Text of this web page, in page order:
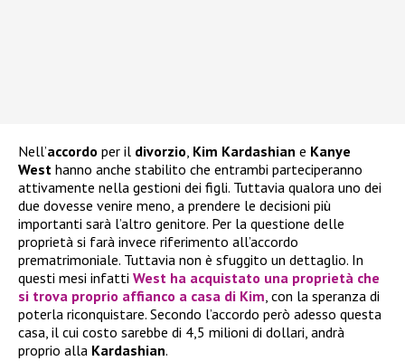
Nell’accordo per il divorzio, Kim Kardashian e Kanye
West hanno anche stabilito che entrambi parteciperanno
attivamente nella gestioni dei figli. Tuttavia qualora uno dei
due dovesse venire meno, a prendere le decisioni più
importanti sarà l’altro genitore. Per la questione delle
proprietà si farà invece riferimento all’accordo
prematrimoniale. Tuttavia non è sfuggito un dettaglio. In
questi mesi infatti West ha acquistato una proprietà che
si trova proprio affianco a casa di Kim, con la speranza di
poterla riconquistare. Secondo l’accordo però adesso questa
casa, il cui costo sarebbe di 4,5 milioni di dollari, andrà
proprio alla Kardashian.